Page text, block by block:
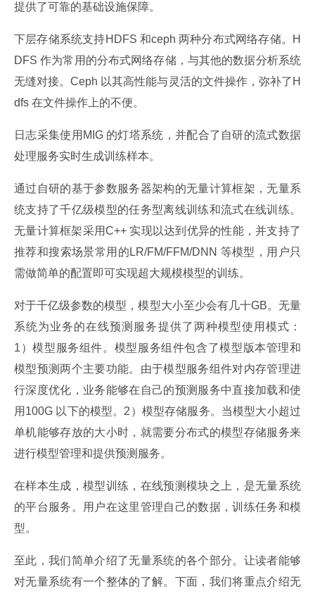
提供了可靠的基础设施保障。
下层存储系统支持HDFS 和ceph 两种分布式网络存储。H
DFS 作为常用的分布式网络存储，与其他的数据分析系统
无缝对接。Ceph 以其高性能与灵活的文件操作，弥补了H
dfs 在文件操作上的不便。
日志采集使用MIG 的灯塔系统，并配合了自研的流式数据
处理服务实时生成训练样本。
通过自研的基于参数服务器架构的无量计算框架，无量系
统支持了千亿级模型的任务型离线训练和流式在线训练。
无量计算框架采用C++ 实现以达到优异的性能，并支持了
推荐和搜索场景常用的LR/FM/FFM/DNN 等模型，用户只
需做简单的配置即可实现超大规模模型的训练。
对于千亿级参数的模型，模型大小至少会有几十GB。无量
系统为业务的在线预测服务提供了两种模型使用模式：
1）模型服务组件。模型服务组件包含了模型版本管理和
模型预测两个主要功能。由于模型服务组件对内存管理进
行深度优化，业务能够在自己的预测服务中直接加载和使
用100G 以下的模型。2）模型存储服务。当模型大小超过
单机能够存放的大小时，就需要分布式的模型存储服务来
进行模型管理和提供预测服务。
在样本生成，模型训练，在线预测模块之上，是无量系统
的平台服务。用户在这里管理自己的数据，训练任务和模
型。
至此，我们简单介绍了无量系统的各个部分。让读者能够
对无量系统有一个整体的了解。下面，我们将重点介绍无